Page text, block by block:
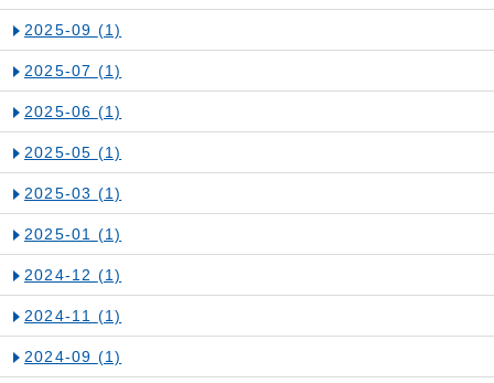
2025-09 (1)
2025-07 (1)
2025-06 (1)
2025-05 (1)
2025-03 (1)
2025-01 (1)
2024-12 (1)
2024-11 (1)
2024-09 (1)